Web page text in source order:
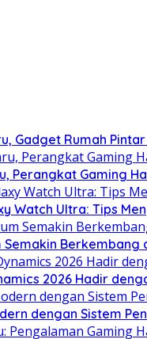
Gadget Rumah
Perangkat Gaming
Watch Ultra: Tips
2026 Hadir
dengan Sistem